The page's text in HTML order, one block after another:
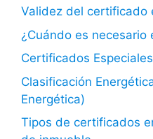
Validez del certificado
¿Cuándo es
Certificados
Clasificación
Energética)
Tipos de certificados